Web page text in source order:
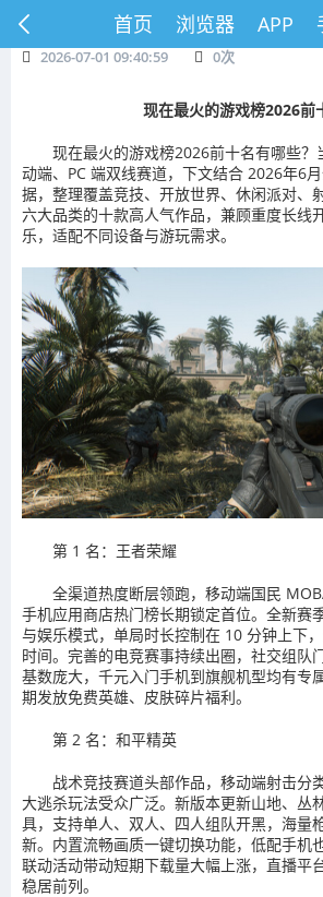
首页 浏览器 APP
2026-07-01 09:40:59 0次
现在最火的游戏榜2026前
现在最火的游戏榜2026前十名有哪些？
动端、PC 端双线赛道，下文结合 2026年6
据，整理覆盖竞技、开放世界、休闲派对、
六大品类的十款高人气作品，兼顾重度长线
乐，适配不同设备与游玩需求。
第 1 名：王者荣耀
全渠道热度断层领跑，移动端国民
手机应用商店热门榜长期锁定首位。全新赛
与娱乐模式，单局时长控制在 10 分钟上下
时间。完善的电竞赛事持续出圈，社交组队
基数庞大，千元入门手机到旗舰机型均有专
期发放免费英雄、皮肤碎片福利。
第 2 名：和平精英
战术竞技赛道头部作品，移动端射击分
大逃杀玩法受众广泛。新版本更新山地、丛
具，支持单人、双人、四人组队开黑，海量
新。内置流畅画质一键切换功能，低配手机
联动活动带动短期下载量大幅上涨，直播平
稳居前列。